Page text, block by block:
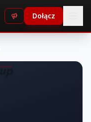
Dołącz